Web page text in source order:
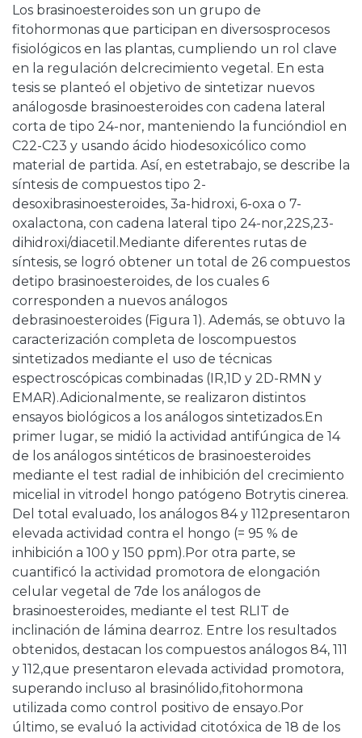
Los brasinoesteroides son un grupo de
fitohormonas que participan en diversosprocesos
fisiológicos en las plantas, cumpliendo un rol clave
en la regulación delcrecimiento vegetal. En esta
tesis se planteó el objetivo de sintetizar nuevos
análogosde brasinoesteroides con cadena lateral
corta de tipo 24-nor, manteniendo la funcióndiol en
C22-C23 y usando ácido hiodesoxicólico como
material de partida. Así, en estetrabajo, se describe la
síntesis de compuestos tipo 2-
desoxibrasinoesteroides, 3a-hidroxi, 6-oxa o 7-
oxalactona, con cadena lateral tipo 24-nor,22S,23-
dihidroxi/diacetil.Mediante diferentes rutas de
síntesis, se logró obtener un total de 26 compuestos
detipo brasinoesteroides, de los cuales 6
corresponden a nuevos análogos
debrasinoesteroides (Figura 1). Además, se obtuvo la
caracterización completa de loscompuestos
sintetizados mediante el uso de técnicas
espectroscópicas combinadas (IR,1D y 2D-RMN y
EMAR).Adicionalmente, se realizaron distintos
ensayos biológicos a los análogos sintetizados.En
primer lugar, se midió la actividad antifúngica de 14
de los análogos sintéticos de brasinoesteroides
mediante el test radial de inhibición del crecimiento
micelial in vitrodel hongo patógeno Botrytis cinerea.
Del total evaluado, los análogos 84 y 112presentaron
elevada actividad contra el hongo (= 95 % de
inhibición a 100 y 150 ppm).Por otra parte, se
cuantificó la actividad promotora de elongación
celular vegetal de 7de los análogos de
brasinoesteroides, mediante el test RLIT de
inclinación de lámina dearroz. Entre los resultados
obtenidos, destacan los compuestos análogos 84, 111
y 112,que presentaron elevada actividad promotora,
superando incluso al brasinólido,fitohormona
utilizada como control positivo de ensayo.Por
último, se evaluó la actividad citotóxica de 18 de los